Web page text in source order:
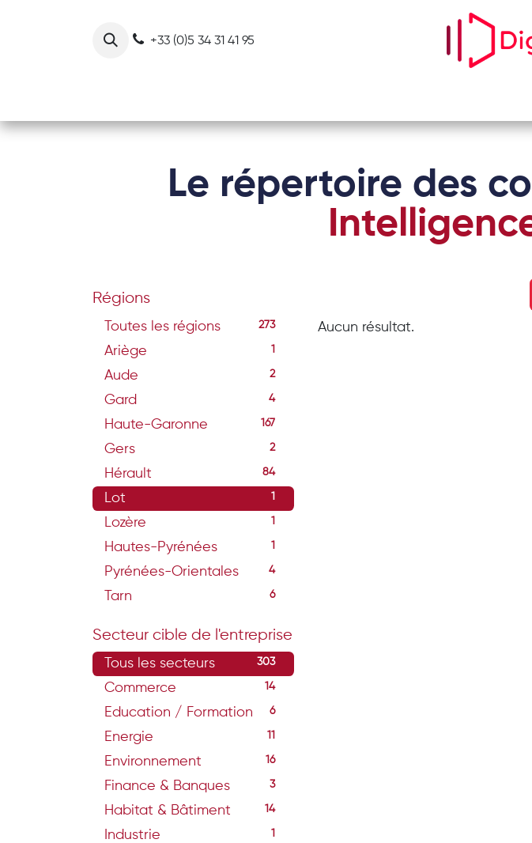
+33 (0)5 34 31 41 95
Le répertoire des
Régions
Toutes les régions 273
Ariège 1
Aude 2
Gard 4
Haute-Garonne 167
Gers 2
Hérault 84
Lot 1
Lozère 1
Hautes-Pyrénées 1
Pyrénées-Orientales 4
Tarn 6
Secteur cible de l'entreprise
Tous les secteurs 303
Commerce 14
Education / Formation 6
Energie 11
Environnement 16
Finance & Banques 3
Habitat & Bâtiment 14
Industrie 1
Aucun résultat.